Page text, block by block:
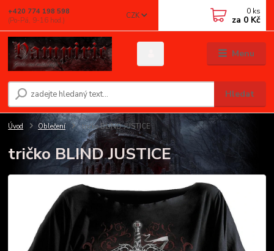
Menu
CZK
Hledat
+420 774 198 598
(Po-Pá, 9-16 hod.)
0 ks
za 0 Kč
Úvod Oblečení tričko BLIND JUSTICE
tričko BLIND JUSTICE